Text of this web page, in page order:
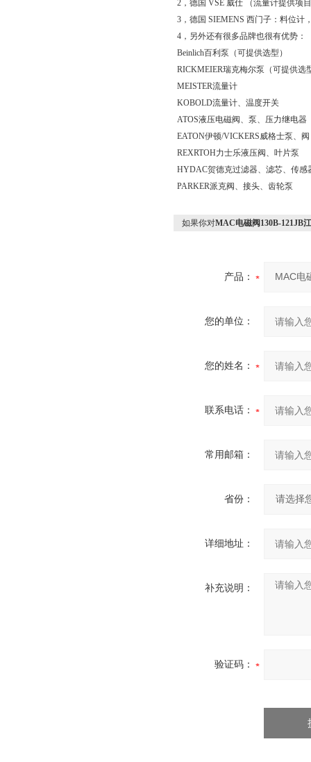
2，德国 VSE 威仕 （流量计提供项
3，德国 SIEMENS 西门子：料位计
4，另外还有很多品牌也很有优势：
Beinlich百利泵（可提供选型）
RICKMEIER瑞克梅尔泵（可提供选
MEISTER流量计
KOBOLD流量计、温度开关
ATOS液压电磁阀、泵、压力继电器
EATON伊顿/VICKERS威格士泵、阀
REXRTOH力士乐液压阀、叶片泵
HYDAC贺德克过滤器、滤芯、传感
PARKER派克阀、接头、齿轮泵
如果你对MAC电磁阀130B-121JB
产品：
您的单位：
您的姓名：
联系电话：
常用邮箱：
省份：
详细地址：
补充说明：
验证码：